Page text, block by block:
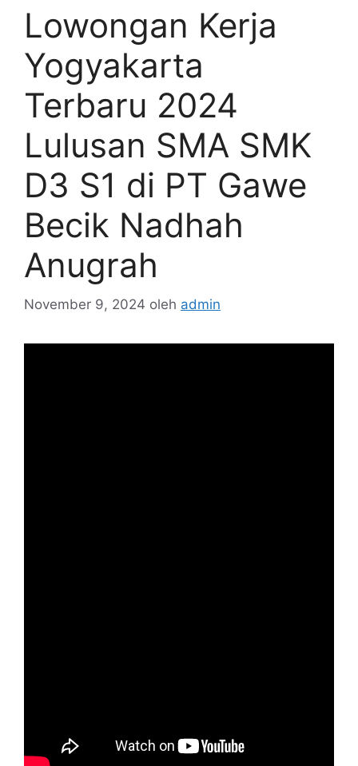
Lowongan Kerja
Yogyakarta
Terbaru 2024
Lulusan SMA SMK
D3 S1 di PT Gawe
Becik Nadhah
Anugrah
November 9, 2024 oleh admin